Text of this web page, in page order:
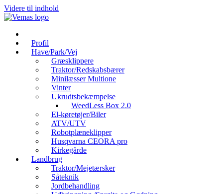
Videre til indhold
Profil
Have/Park/Vej
Græsklippere
Traktor/Redskabsbærer
Minilæsser Multione
Vinter
Ukrudtsbekæmpelse
WeedLess Box 2.0
El-køretøjer/Biler
ATV/UTV
Robotplæneklipper
Husqvarna CEORA pro
Kirkegårde
Landbrug
Traktor/Mejetærsker
Såteknik
Jordbehandling